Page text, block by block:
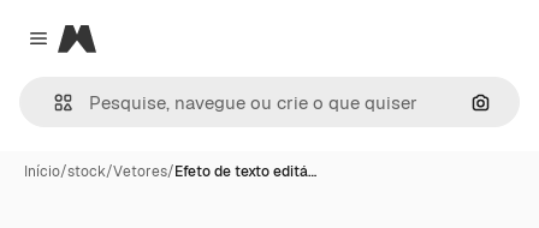
Close menu
Magnific
Início/stock/Vetores/Efeto de texto editá…